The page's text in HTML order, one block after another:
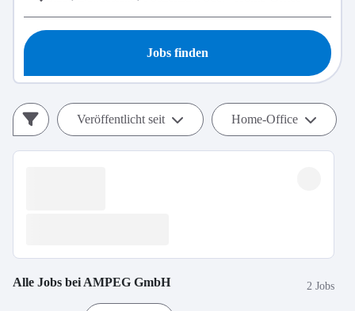
Jobs finden
Veröffentlicht seit Home-Office
Alle Jobs bei AMPEG GmbH 2 Jobs